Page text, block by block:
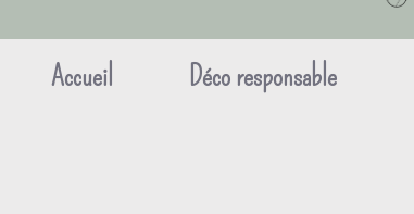
Accueil Déco responsable